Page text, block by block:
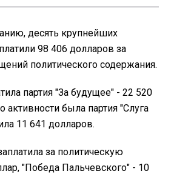
десять крупнейших
98 406 долларов за
политического содержания.
партия "За будущее" - 22 520
активности была партия "Слуга
11 641 долларов.
за политическую
"Победа Пальчевского" - 10